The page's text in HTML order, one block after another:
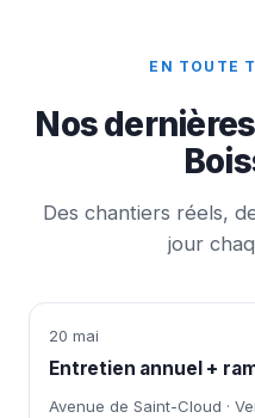
EN TOUTE
Nos
Des chantiers réels,
jour
20 mai
Entretien annuel +
Avenue de Saint-Cloud ·